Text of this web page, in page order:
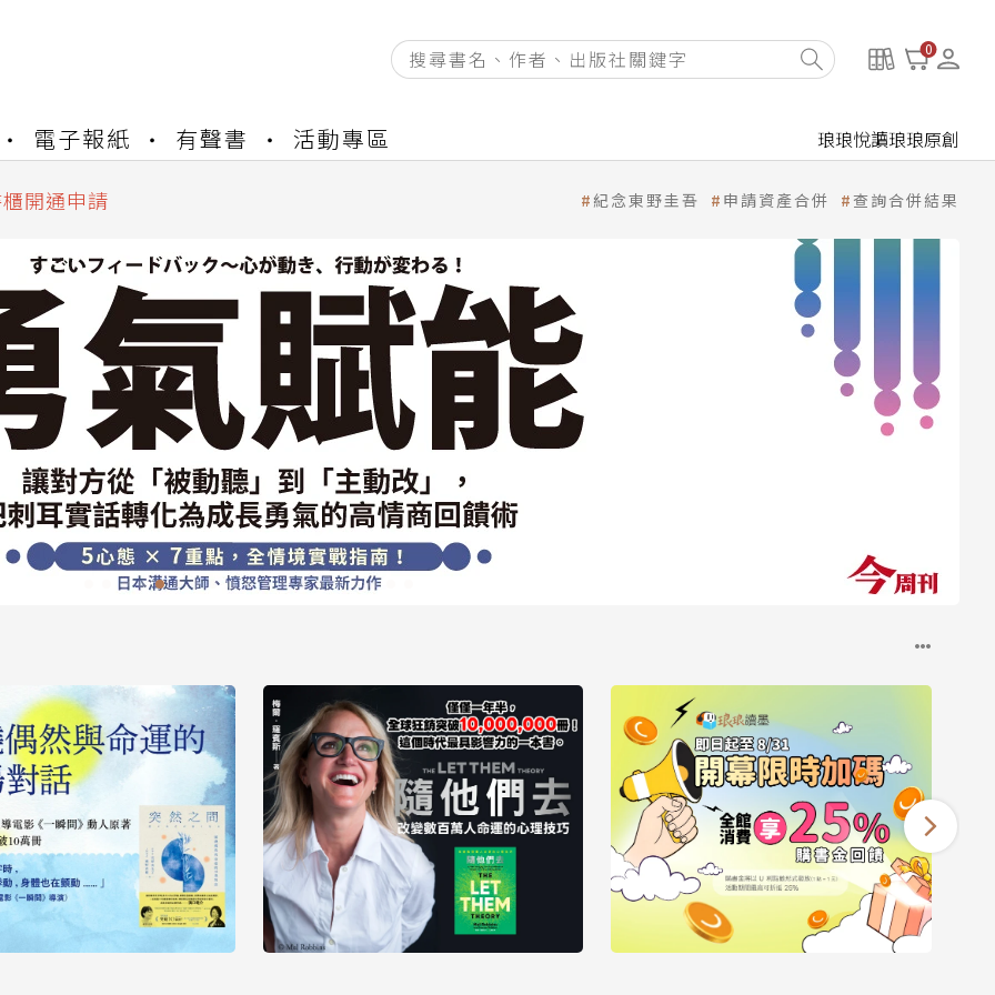
0
電子報紙 有聲書 活動專區 琅琅悅讀琅琅原創
合併結果查詢
開通申請
產合併申請圖文教學
合併結果查詢
站同步暫停部分閱讀服務
紀念東野圭吾 申請資產合併 查詢合併結果